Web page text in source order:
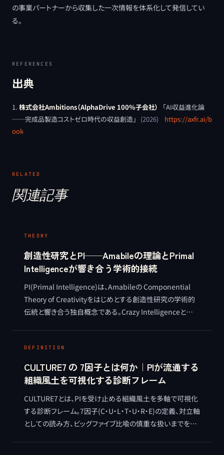
の事業パートナーから収集した一次情報を体系化して発信してい
る。
REFERENCES
出典
株式会社Ambitions（AlphaDrive 100%子会社） 「AI収益進化論
──完成品製造コストゼロ時代の収益創造」 (2026)
https://axfr.ai/b
ook
RELATED
関連記事
THEORY
創造性研究とPI──Amabileの理論とPrimal
Intelligenceが響き合う学術的接続
PI(Primal Intelligence)は、Amabileの Componential
Theory of Creativityをはじめとする創造性研究の学術的
伝統と響き合う独自概念である。Crazy Intelligenceと
DEFINITION
CULTURE7 の 7因子とは何か｜PIが流通する
組織風土を可視化する診断フレーム
CULTURE7とは、PIを受け止める組織風土を多軸で可視化
する診断フレーム。7因子(C・U・L・T・U・R・E)の定義、対立軸
としての読み方、ビッグファイブ比喩の慎重な扱いまでを整